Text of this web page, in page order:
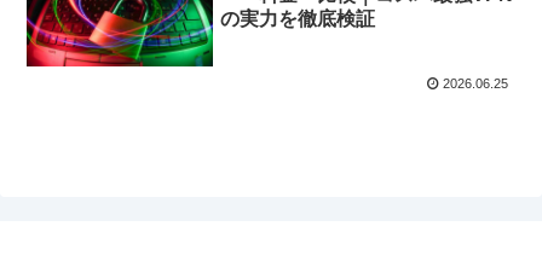
の実力を徹底検証
2026.06.25